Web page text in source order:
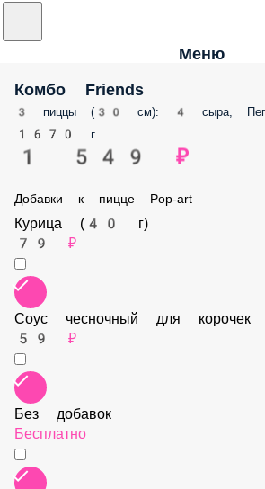
Меню
Комбо Friends
3 пиццы (30 см): 4 сыра, Пепперони, 4 сезона
1670 г.
1 549 ₽
Добавки к пицце Pop-art
Курица (40 г)
79 ₽
Соус чесночный для корочек
Бесплатно